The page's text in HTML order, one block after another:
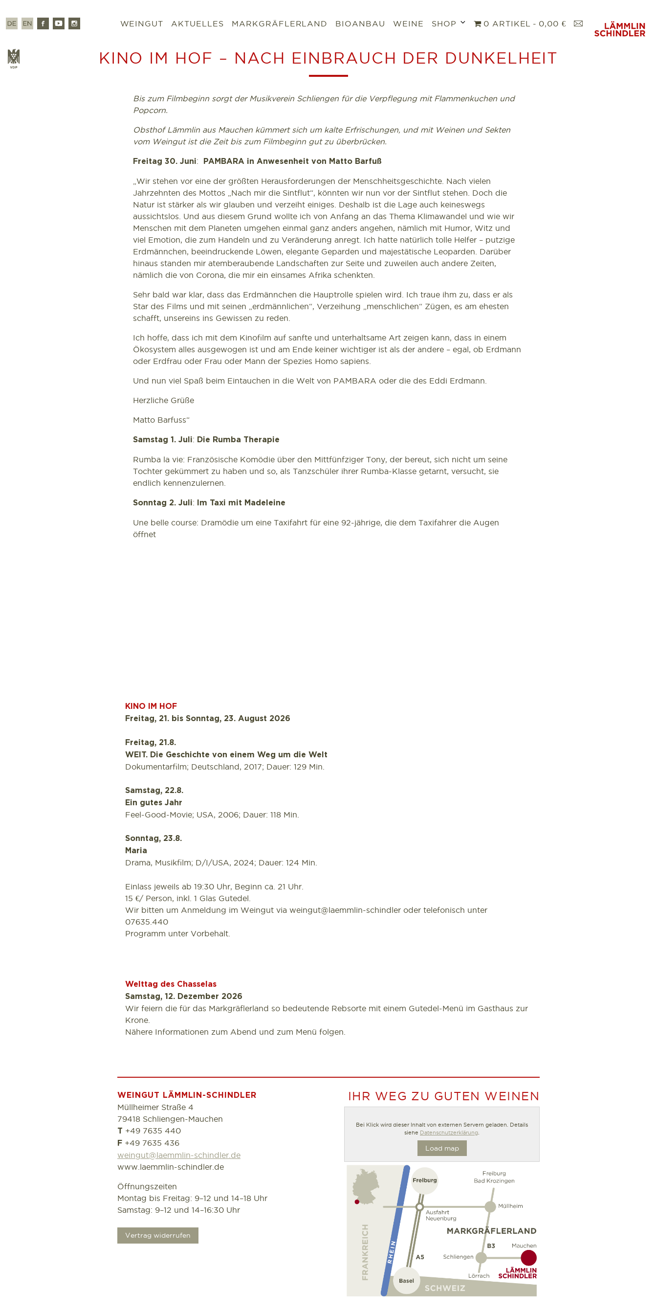
InhaltDeutschEnglischFacebook
Youtube WEINGUT AKTUELLES MARKGRÄFLERLAND BIOANBAU WEINE SHOP
Untermenü
öffnen
0 ARTIKEL 0,00 €
K
KINO IM HOF – NACH EINBRAUCH DER DUNKELHEIT
Bis zum Filmbeginn sorgt der Musikverein Schliengen für die Verpflegung mit Flammenkuchen und
Popcorn.
Obsthof Lämmlin aus Mauchen kümmert sich um kalte Erfrischungen, und mit Weinen und Sekten
vom Weingut ist die Zeit bis zum Filmbeginn gut zu überbrücken.
Freitag 30. Juni: PAMBARA in Anwesenheit von Matto Barfuß
„Wir stehen vor eine der größten Herausforderungen der Menschheitsgeschichte. Nach vielen
Jahrzehnten des Mottos „Nach mir die Sintflut“, könnten wir nun vor der Sintflut stehen. Doch die
Natur ist stärker als wir glauben und verzeiht einiges. Deshalb ist die Lage auch keineswegs
aussichtslos. Und aus diesem Grund wollte ich von Anfang an das Thema Klimawandel und wie wir
Menschen mit dem Planeten umgehen einmal ganz anders angehen, nämlich mit Humor, Witz und
viel Emotion, die zum Handeln und zu Veränderung anregt. Ich hatte natürlich tolle Helfer – putzige
Erdmännchen, beeindruckende Löwen, elegante Geparden und majestätische Leoparden. Darüber
hinaus standen mir atemberaubende Landschaften zur Seite und zuweilen auch andere Zeiten,
nämlich die von Corona, die mir ein einsames Afrika schenkten.
Sehr bald war klar, dass das Erdmännchen die Hauptrolle spielen wird. Ich traue ihm zu, dass er als
Star des Films und mit seinen „erdmännlichen“, Verzeihung „menschlichen“ Zügen, es am ehesten
schafft, unsereins ins Gewissen zu reden.
Ich hoffe, dass ich mit dem Kinofilm auf sanfte und unterhaltsame Art zeigen kann, dass in einem
Ökosystem alles ausgewogen ist und am Ende keiner wichtiger ist als der andere – egal, ob Erdmann
oder Erdfrau oder Frau oder Mann der Spezies Homo sapiens.
Und nun viel Spaß beim Eintauchen in die Welt von PAMBARA oder die des Eddi Erdmann.
Herzliche Grüße
Matto Barfuss“
Samstag 1. Juli: Die Rumba Therapie
Rumba la vie: Französische Komödie über den Mittfünfziger Tony, der bereut, sich nicht um seine
Tochter gekümmert zu haben und so, als Tanzschüler ihrer Rumba-Klasse getarnt, versucht, sie
endlich kennenzulernen.
Sonntag 2. Juli: Im Taxi mit Madeleine
Une belle course: Dramödie um eine Taxifahrt für eine 92-jährige, die dem Taxifahrer die Augen
öffnet
KINO IM HOF
Freitag, 21. bis Sonntag, 23. August 2026
Freitag, 21.8.
WEIT. Die Geschichte von einem Weg um die Welt
Dokumentarfilm; Deutschland, 2017; Dauer: 129 Min.
Samstag, 22.8.
Ein gutes Jahr
Feel-Good-Movie; USA, 2006; Dauer: 118 Min.
Sonntag, 23.8.
Maria
Drama, Musikfilm; D/I/USA, 2024; Dauer: 124 Min.
Einlass jeweils ab 19:30 Uhr, Beginn ca. 21 Uhr.
15 €/ Person, inkl. 1 Glas Gutedel.
Wir bitten um Anmeldung im Weingut via weingut@laemmlin-schindler oder telefonisch unter
07635.440
Programm unter Vorbehalt.
Welttag des Chasselas
Samstag, 12. Dezember 2026
Wir feiern die für das Markgräflerland so bedeutende Rebsorte mit einem Gutedel-Menü im Gasthaus zur
Krone.
Nähere Informationen zum Abend und zum Menü folgen.
WEINGUT LÄMMLIN-SCHINDLER
Müllheimer Straße 4
79418 Schliengen-Mauchen
T +49 7635 440
F +49 7635 436
weingut@laemmlin-schindler.de
www.laemmlin-schindler.de
Öffnungszeiten
Montag bis Freitag: 9–12 und 14–18 Uhr
Samstag: 9–12 und 14–16:30 Uhr
Vertrag widerrufen
IHR WEG ZU GUTEN WEINEN
Bei Klick wird dieser Inhalt von externen Servern geladen. Details
siehe Datenschutzerklärung
Load map